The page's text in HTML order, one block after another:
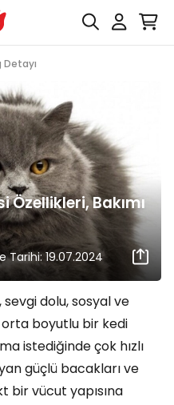
Detayı
Özellikleri, Bakımı
Tarihi: 19.07.2024
sevgi dolu, sosyal ve
boyutlu bir kedi
istediğinde çok hızlı
güçlü bacakları ve
vücut yapısına